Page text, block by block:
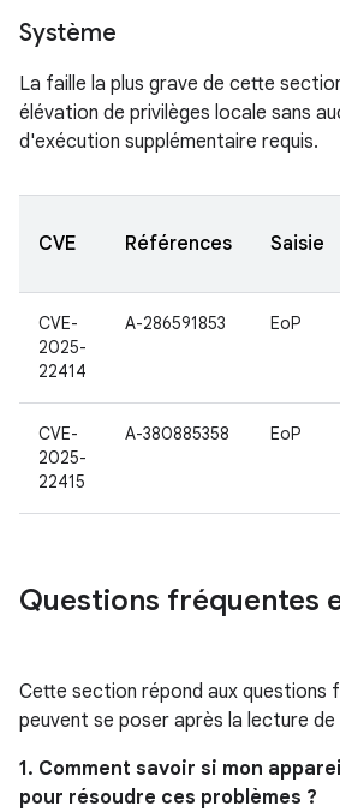
Système
La faille la plus grave de cette
élévation de privilèges locale sans
d'exécution supplémentaire requis.
CVE Références Saisie
CVE-
2025-
22414
A-286591853 EoP
CVE-
2025-
22415
A-380885358 EoP
Questions fréquentes
Cette section répond aux questions
peuvent se poser après la lecture de
1. Comment savoir si mon
pour résoudre ces problèmes ?